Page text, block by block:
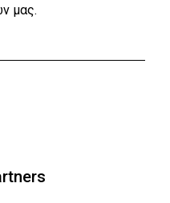
μας.